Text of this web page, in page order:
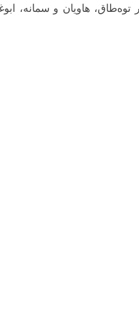
توه‌طاق، هاویان و سمانه،